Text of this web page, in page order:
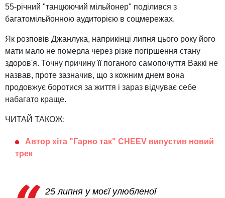
55-річний "танцюючий мільйонер" поділився з
багатомільйонною аудиторією в соцмережах.
Як розповів Джанлука, наприкінці липня цього року його
мати мало не померла через різке погіршення стану
здоров'я. Точну причину її поганого самопочуття Ваккі не
назвав, проте зазначив, що з кожним днем ​​вона
продовжує боротися за життя і зараз відчуває себе
набагато краще.
ЧИТАЙ ТАКОЖ:
Автор хіта "Гарно так" CHEEV випустив новий
трек
25 липня у моєї улюбленої